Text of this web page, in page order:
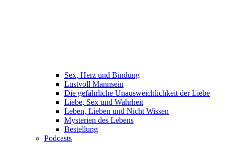
Sex, Herz und Bindung
Lustvoll Mannsein
Die gefährliche Unausweichlichkeit der Liebe
Liebe, Sex und Wahrheit
Leben, Lieben und Nicht Wissen
Mysterien des Lebens
Bestellung
Podcasts